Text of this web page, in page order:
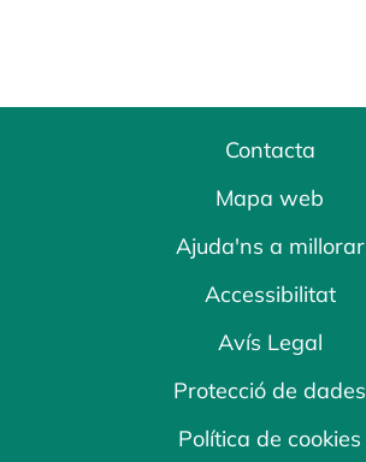
Contacta
Mapa web
Ajuda'ns a millorar
Accessibilitat
Avís Legal
Protecció de dades
Política de cookies